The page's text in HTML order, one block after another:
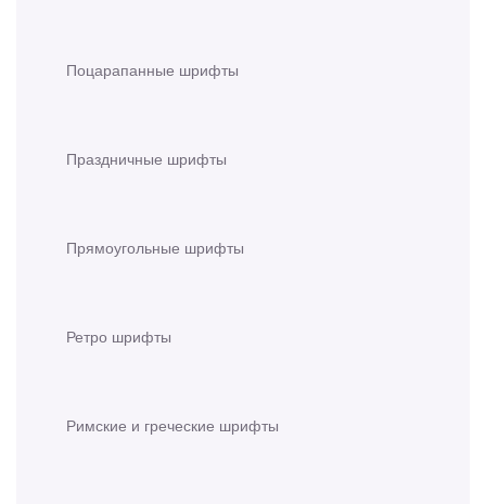
Поцарапанные шрифты
Праздничные шрифты
Прямоугольные шрифты
Ретро шрифты
Римские и греческие шрифты